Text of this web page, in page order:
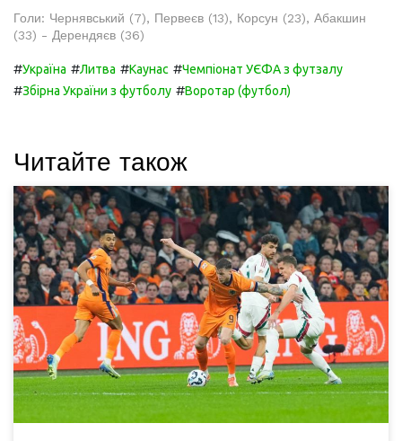
Голи: Чернявський (7), Первеєв (13), Корсун (23), Абакшин
(33) - Дерендяєв (36)
#Україна #Литва #Каунас #Чемпіонат УЄФА з футзалу
#Збірна України з футболу #Воротар (футбол)
Читайте також